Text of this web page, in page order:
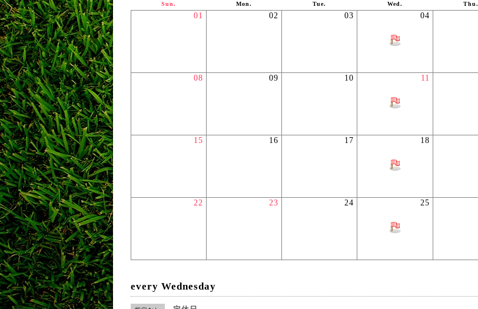
Sun. Mon. Tue. Wed. Thu.
01 02 03 04
08 09 10 11
15 16 17 18
22 23 24 25
every Wednesday